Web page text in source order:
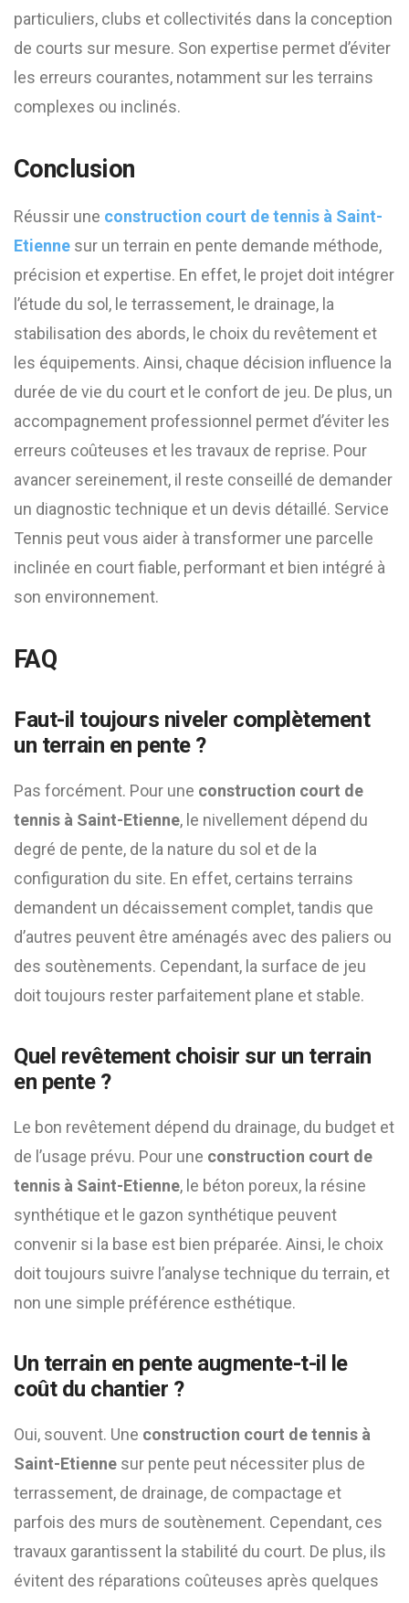
particuliers, clubs et collectivités dans la conception
de courts sur mesure. Son expertise permet d’éviter
les erreurs courantes, notamment sur les terrains
complexes ou inclinés.
Conclusion
Réussir une construction court de tennis à Saint-
Etienne sur un terrain en pente demande méthode,
précision et expertise. En effet, le projet doit intégrer
l’étude du sol, le terrassement, le drainage, la
stabilisation des abords, le choix du revêtement et
les équipements. Ainsi, chaque décision influence la
durée de vie du court et le confort de jeu. De plus, un
accompagnement professionnel permet d’éviter les
erreurs coûteuses et les travaux de reprise. Pour
avancer sereinement, il reste conseillé de demander
un diagnostic technique et un devis détaillé. Service
Tennis peut vous aider à transformer une parcelle
inclinée en court fiable, performant et bien intégré à
son environnement.
FAQ
Faut-il toujours niveler complètement
un terrain en pente ?
Pas forcément. Pour une construction court de
tennis à Saint-Etienne, le nivellement dépend du
degré de pente, de la nature du sol et de la
configuration du site. En effet, certains terrains
demandent un décaissement complet, tandis que
d’autres peuvent être aménagés avec des paliers ou
des soutènements. Cependant, la surface de jeu
doit toujours rester parfaitement plane et stable.
Quel revêtement choisir sur un terrain
en pente ?
Le bon revêtement dépend du drainage, du budget et
de l’usage prévu. Pour une construction court de
tennis à Saint-Etienne, le béton poreux, la résine
synthétique et le gazon synthétique peuvent
convenir si la base est bien préparée. Ainsi, le choix
doit toujours suivre l’analyse technique du terrain, et
non une simple préférence esthétique.
Un terrain en pente augmente-t-il le
coût du chantier ?
Oui, souvent. Une construction court de tennis à
Saint-Etienne sur pente peut nécessiter plus de
terrassement, de drainage, de compactage et
parfois des murs de soutènement. Cependant, ces
travaux garantissent la stabilité du court. De plus, ils
évitent des réparations coûteuses après quelques